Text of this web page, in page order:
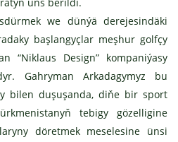
we dünýä derejesindäki
başlangyçlar meşhur golfçy
“Niklaus Design” kompaniýasy
Gahryman Arkadagymyz bu
bilen duşuşanda, diňe bir sport
tebigy gözelligine
döretmek meselesine ünsi